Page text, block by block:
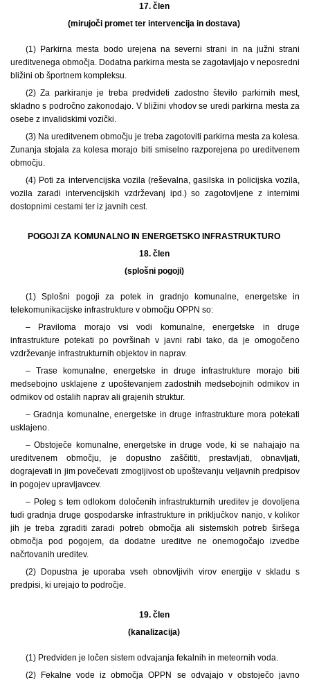
17. člen
(mirujoči promet ter intervencija in dostava)
(1) Parkirna mesta bodo urejena na severni strani in na južni strani
ureditvenega območja. Dodatna parkirna mesta se zagotavljajo v neposredni
bližini ob športnem kompleksu.
(2) Za parkiranje je treba predvideti zadostno število parkirnih mest,
skladno s področno zakonodajo. V bližini vhodov se uredi parkirna mesta za
osebe z invalidskimi vozički.
(3) Na ureditvenem območju je treba zagotoviti parkirna mesta za kolesa.
Zunanja stojala za kolesa morajo biti smiselno razporejena po ureditvenem
območju.
(4) Poti za intervencijska vozila (reševalna, gasilska in policijska vozila,
vozila zaradi intervencijskih vzdrževanj ipd.) so zagotovljene z internimi
dostopnimi cestami ter iz javnih cest.
POGOJI ZA KOMUNALNO IN ENERGETSKO INFRASTRUKTURO
18. člen
(splošni pogoji)
(1) Splošni pogoji za potek in gradnjo komunalne, energetske in
telekomunikacijske infrastrukture v območju OPPN so:
– Praviloma morajo vsi vodi komunalne, energetske in druge
infrastrukture potekati po površinah v javni rabi tako, da je omogočeno
vzdrževanje infrastrukturnih objektov in naprav.
– Trase komunalne, energetske in druge infrastrukture morajo biti
medsebojno usklajene z upoštevanjem zadostnih medsebojnih odmikov in
odmikov od ostalih naprav ali grajenih struktur.
– Gradnja komunalne, energetske in druge infrastrukture mora potekati
usklajeno.
– Obstoječe komunalne, energetske in druge vode, ki se nahajajo na
ureditvenem območju, je dopustno zaščititi, prestavljati, obnavljati,
dograjevati in jim povečevati zmogljivost ob upoštevanju veljavnih predpisov
in pogojev upravljavcev.
– Poleg s tem odlokom določenih infrastrukturnih ureditev je dovoljena
tudi gradnja druge gospodarske infrastrukture in priključkov nanjo, v kolikor
jih je treba zgraditi zaradi potreb območja ali sistemskih potreb širšega
območja pod pogojem, da dodatne ureditve ne onemogočajo izvedbe
načrtovanih ureditev.
(2) Dopustna je uporaba vseh obnovljivih virov energije v skladu s
predpisi, ki urejajo to področje.
19. člen
(kanalizacija)
(1) Predviden je ločen sistem odvajanja fekalnih in meteornih voda.
(2) Fekalne vode iz območja OPPN se odvajajo v obstoječo javno